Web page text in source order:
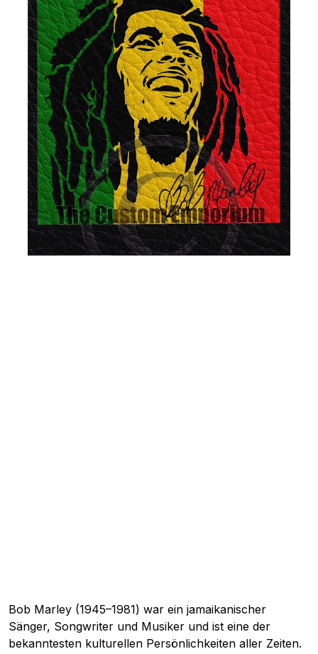
Bob Marley (1945–1981) war ein jamaikanischer
Sänger, Songwriter und Musiker und ist eine der
bekanntesten kulturellen Persönlichkeiten aller Zeiten.